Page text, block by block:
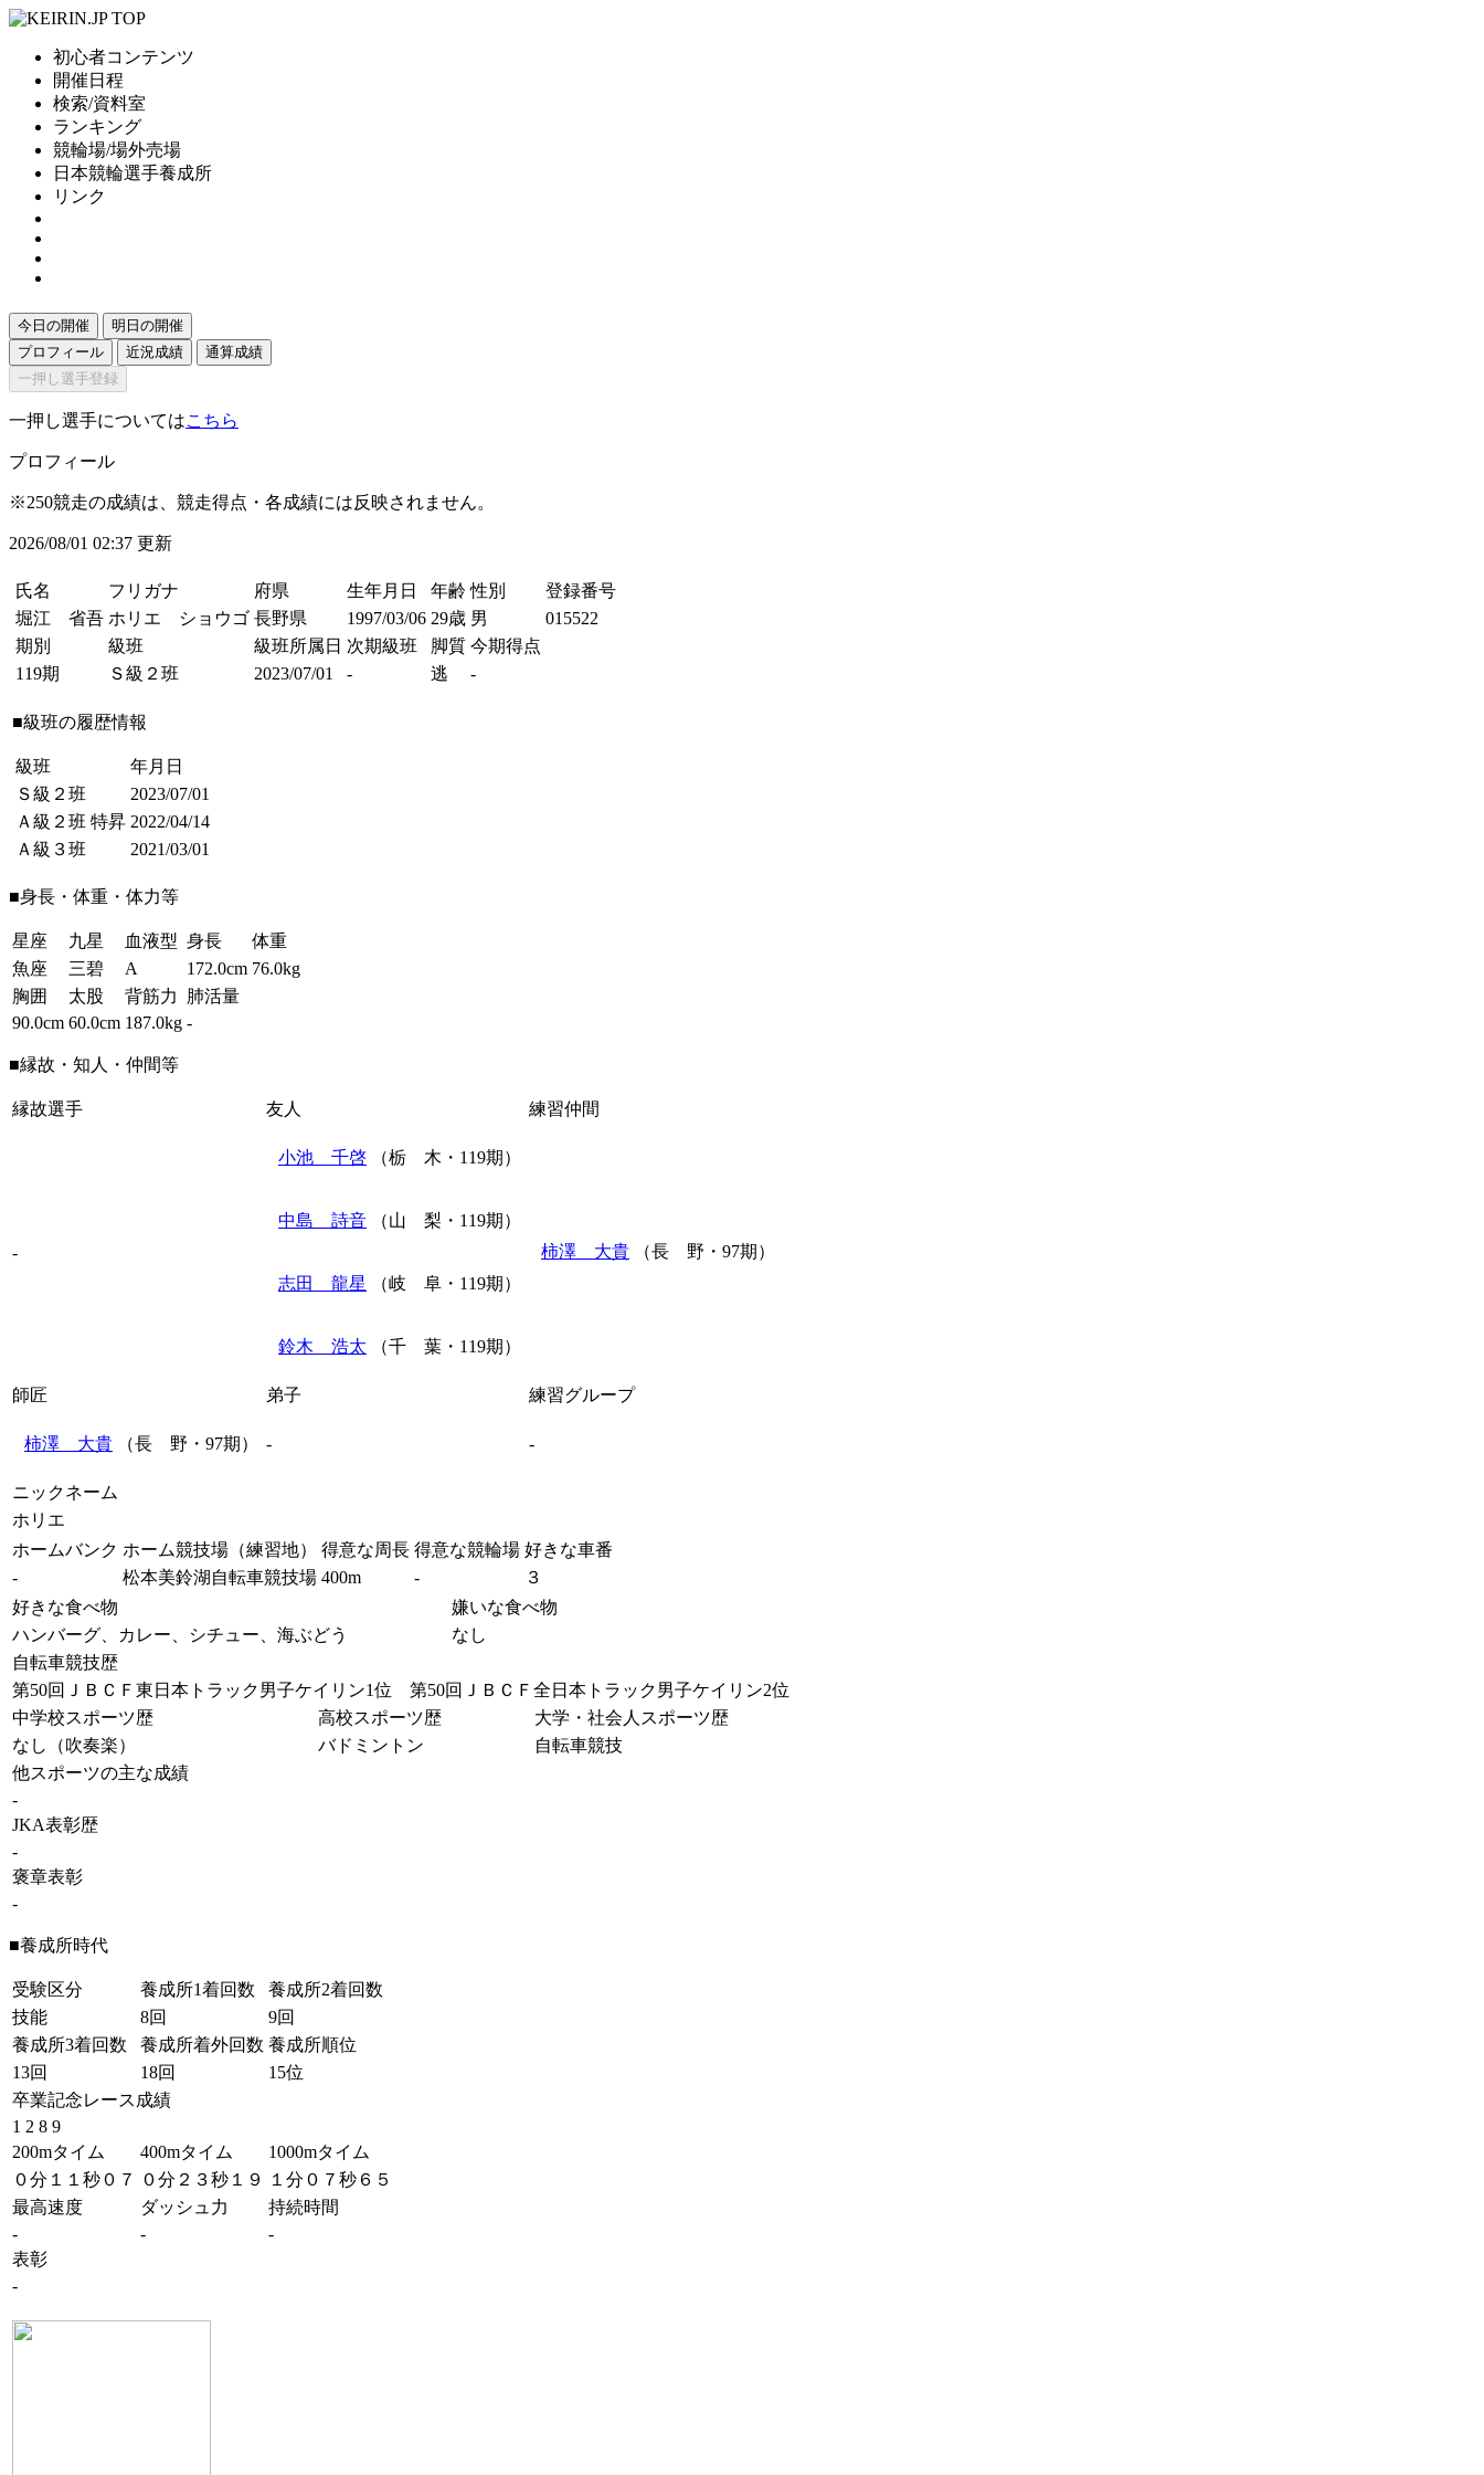
初心者コンテンツ
開催日程
検索/資料室
ランキング
競輪場/場外売場
日本競輪選手養成所
リンク
今日の開催
明日の開催
プロフィール
近況成績
通算成績
一押し選手登録
一押し選手についてはこちら
プロフィール
※250競走の成績は、競走得点・各成績には反映されません。
2026/08/01 02:37 更新
氏名 フリガナ 府県 生年月日 年齢 性別
登録番号
堀江 省吾 ホリエ ショウゴ 長野県 1997/03/06 29歳 男
015522
期別
級班 級班所属日 次期級班 脚質 今期得点
119期
Ｓ級２班 2023/07/01 - 逃 -
■級班の履歴情報
級班
年月日
Ｓ級２班
2023/07/01
Ａ級２班 特昇 2022/04/14
Ａ級３班
2021/03/01
■身長・体重・体力等
星座 九星 血液型 身長
体重
魚座
三碧 A 172.0cm 76.0kg
胸囲
太股 背筋力
肺活量
90.0cm 60.0cm 187.0kg -
■縁故・知人・仲間等
縁故選手 友人 練習仲間
-
小池 千啓 （栃 木・119期）
中島 詩音 （山 梨・119期）
志田 龍星 （岐 阜・119期）
鈴木 浩太 （千 葉・119期）
柿澤 大貴 （長 野・97期）
師匠 弟子 練習グループ
柿澤 大貴 （長 野・97期） - -
ニックネーム
ホリエ
ホームバンク ホーム競技場（練習地） 得意な周長 得意な競輪場 好きな車番
-
松本美鈴湖自転車競技場 400m -
３
好きな食べ物
嫌いな食べ物
ハンバーグ、カレー、シチュー、海ぶどう
なし
自転車競技歴
第50回ＪＢＣＦ東日本トラック男子ケイリン1位 第50回ＪＢＣＦ全日本トラック男子ケイリン2位
中学校スポーツ歴
高校スポーツ歴
大学・社会人スポーツ歴
なし（吹奏楽）
バドミントン
自転車競技
他スポーツの主な成績
-
JKA表彰歴
-
褒章表彰
-
■養成所時代
受験区分 養成所1着回数
養成所2着回数
技能
8回
9回
養成所3着回数
養成所着外回数 養成所順位
13回
18回
15位
卒業記念レース成績
1 2 8 9
200mタイム
400mタイム
1000mタイム
０分１１秒０７
０分２３秒１９
１分０７秒６５
最高速度
ダッシュ力
持続時間
-
-
-
表彰
-